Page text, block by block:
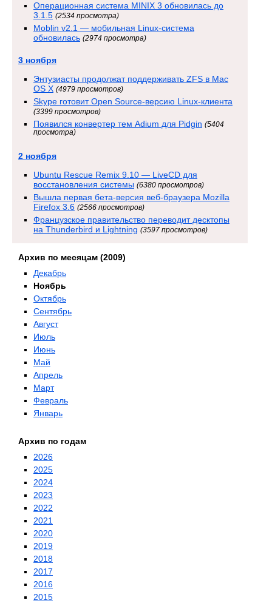
Операционная система MINIX 3 обновилась до
3.1.5 (2534 просмотра)
Moblin v2.1 — мобильная Linux-система
обновилась (2974 просмотра)
3 ноября
Энтузиасты продолжат поддерживать ZFS в Mac
OS X (4979 просмотров)
Skype готовит Open Source-версию Linux-клиента
(3399 просмотров)
Появился конвертер тем Adium для Pidgin (5404
просмотра)
2 ноября
Ubuntu Rescue Remix 9.10 — LiveCD для
восстановления системы (6380 просмотров)
Вышла первая бета-версия веб-браузера Mozilla
Firefox 3.6 (2566 просмотров)
Французское правительство переводит десктопы
на Thunderbird и Lightning (3597 просмотров)
Архив по месяцам (2009)
Декабрь
Ноябрь
Октябрь
Сентябрь
Август
Июль
Июнь
Май
Апрель
Март
Февраль
Январь
Архив по годам
2026
2025
2024
2023
2022
2021
2020
2019
2018
2017
2016
2015